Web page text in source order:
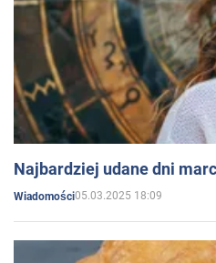
Najbardziej udane dni
Wiadomości05.03.2025 18:09